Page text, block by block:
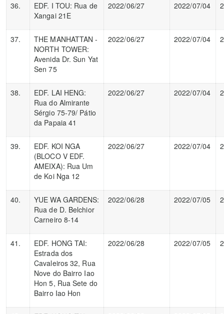
36.
EDF. I TOU: Rua de
Xangai 21E
2022/06/27 2022/07/04
37.
THE MANHATTAN -
NORTH TOWER:
Avenida Dr. Sun Yat
Sen 75
2022/06/27 2022/07/04
38.
EDF. LAI HENG:
Rua do Almirante
Sérgio 75-79/ Pátio
da Papaia 41
2022/06/27 2022/07/04
39.
EDF. KOI NGA
(BLOCO V EDF.
AMEIXA): Rua Um
de Koi Nga 12
2022/06/27 2022/07/04
40.
YUE WA GARDENS:
Rua de D. Belchior
Carneiro 8-14
2022/06/28 2022/07/05
41.
EDF. HONG TAI:
Estrada dos
Cavaleiros 32, Rua
Nove do Bairro Iao
Hon 5, Rua Sete do
Bairro Iao Hon
2022/06/28 2022/07/05